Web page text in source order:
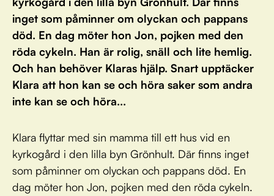
inget som påminner om olyckan och pappans
död. En dag möter hon Jon, pojken med den
röda cykeln. Han är rolig, snäll och lite hemlig.
Och han behöver Klaras hjälp. Snart upptäcker
Klara att hon kan se och höra saker som andra
inte kan se och höra...
Klara flyttar med sin mamma till ett hus vid en
kyrkogård i den lilla byn Grönhult. Där finns inget
som påminner om olyckan och pappans död. En
dag möter hon Jon, pojken med den röda cykeln.